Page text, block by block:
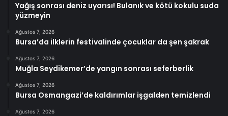
Yağış sonrası deniz uyarısı! Bulanık ve kötü kokulu suda
yüzmeyin
Ağustos 7, 2026
Bursa’da ilklerin festivalinde çocuklar da şen şakrak
Ağustos 7, 2026
Muğla Seydikemer’de yangın sonrası seferberlik
Ağustos 7, 2026
Bursa Osmangazi’de kaldırımlar işgalden temizlendi
Ağustos 7, 2026